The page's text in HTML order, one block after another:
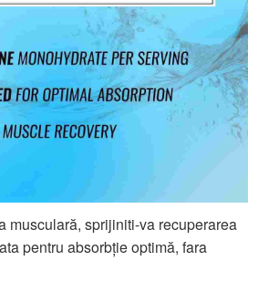
musculară, sprijiniti-va recuperarea
pentru absorbție optimă, fara